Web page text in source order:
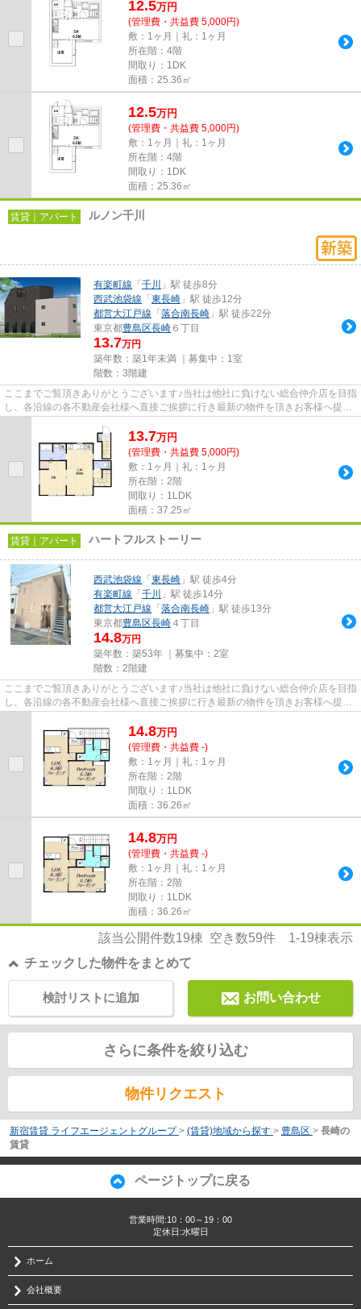
12.5万円
(管理費・共益費 5,000円)
敷：1ヶ月｜礼：1ヶ月
所在階：4階
間取り：1DK
面積：25.36㎡
12.5万円
(管理費・共益費 5,000円)
敷：1ヶ月｜礼：1ヶ月
所在階：4階
間取り：1DK
面積：25.36㎡
賃貸｜アパート ルノン千川
有楽町線 「 千川
」駅 徒歩8分
西武池袋線 「 東長崎 」駅 徒歩12分
都営大江戸線 「 落合南長崎 」駅 徒歩22分
東京都豊島区長崎 ６丁目
13.7万円
築年数：築1年未満 ｜募集中： 1室
階数：3階建
ここまでご覧頂きありがとうございます♪当社は他社に負けない総合仲介店を目指
し、各沿線の各不動産会社様へ直接ご挨拶に行き最新の物件を頂きお客様へ提供
13.7万円
(管理費・共益費 5,000円)
敷：1ヶ月｜礼：1ヶ月
所在階：2階
間取り：1LDK
面積：37.25㎡
賃貸｜アパート ハートフルストーリー
西武池袋線 「 東長崎 」駅 徒歩4分
有楽町線 「 千川
」駅 徒歩14分
都営大江戸線 「 落合南長崎 」駅 徒歩13分
東京都豊島区長崎 ４丁目
14.8万円
築年数：築53年 ｜募集中： 2室
階数：2階建
ここまでご覧頂きありがとうございます♪当社は他社に負けない総合仲介店を目指
し、各沿線の各不動産会社様へ直接ご挨拶に行き最新の物件を頂きお客様へ提供
14.8万円
(管理費・共益費 -)
敷：1ヶ月｜礼：1ヶ月
所在階：2階
間取り：1LDK
面積：36.26㎡
14.8万円
(管理費・共益費 -)
敷：1ヶ月｜礼：1ヶ月
所在階：2階
間取り：1LDK
面積：36.26㎡
該当公開件数19棟 空き数59件 1-19棟表示
チェックした物件をまとめて
お問い合わせ
検討リストに追加
さらに条件を絞り込む
物件リクエスト
新宿賃貸 ライフエージェントグループ > (賃貸)地域から探す > 豊島区 > 長崎の
賃貸
ページトップに戻る
営業時間:10：00～19：00
定休日:水曜日
ホーム
会社概要